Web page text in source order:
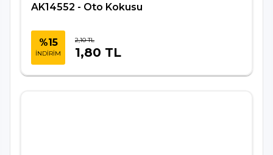
AK14552 - Oto Kokusu
%15
İNDİRİM
2,10 TL
1,80 TL